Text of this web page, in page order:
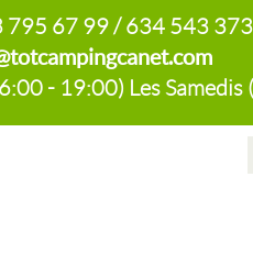
795 67 99 / 634 543 373
- 19:00) Les